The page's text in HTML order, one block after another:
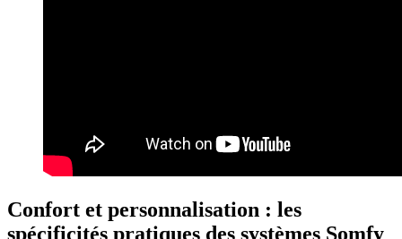
Confort et personnalisation : les
spécificités pratiques des systèmes Somfy